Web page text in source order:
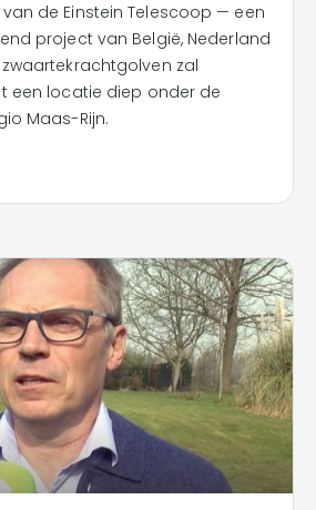
de Einstein Telescoop — een
project van België, Nederland
zal
een locatie diep onder de
Maas-Rijn.